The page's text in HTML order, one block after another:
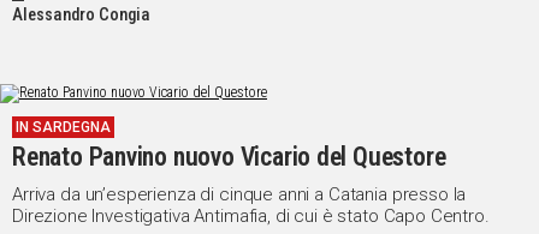
Alessandro Congia
IN SARDEGNA
Renato Panvino nuovo Vicario del Questore
Arriva da un’esperienza di cinque anni a Catania presso la
Direzione Investigativa Antimafia, di cui è stato Capo Centro.